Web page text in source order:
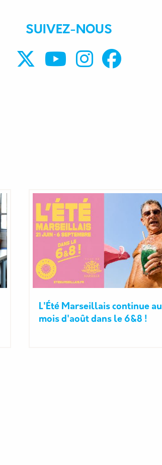
SUIVEZ-NOUS
L'Été Marseillais continue au
mois d'août dans le 6&8 !